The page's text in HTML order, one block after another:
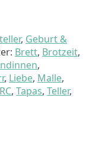
, Geburt &
Brett, Brotzeit,
,
, Liebe, Malle,
, Tapas, Teller,